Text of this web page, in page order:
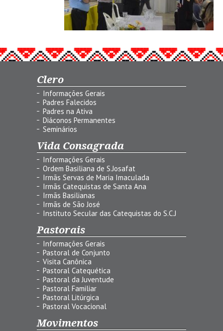
Clero
Informações Gerais
Padres Falecidos
Padres na Ativa
Diáconos Permanentes
Seminários
Vida Consagrada
Informações Gerais
Ordem Basiliana de S.Josafat
Irmãs Servas de Maria Imaculada
Irmãs Catequistas de Santa Ana
Irmãs Basilianas
Irmãs de São José
Instituto Secular das Catequistas do S.C.J
Pastorais
Informações Gerais
Pastoral de Conjunto
Visita Canônica
Pastoral Catequética
Pastoral da Juventude
Pastoral Familiar
Pastoral Litúrgica
Pastoral Vocacional
Movimentos